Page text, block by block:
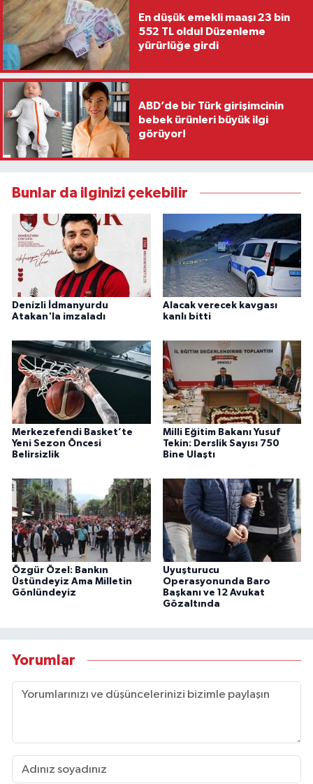
En düşük emekli maaşı 23 bin
552 TL oldu! Düzenleme
yürürlüğe girdi
ABD’de bir Türk girişimcinin
bebek ürünleri büyük ilgi
görüyor!
Bunlar da ilginizi çekebilir
Denizli İdmanyurdu
Atakan'la imzaladı
Alacak verecek kavgası
kanlı bitti
Merkezefendi Basket’te
Yeni Sezon Öncesi
Belirsizlik
Milli Eğitim Bakanı Yusuf
Tekin: Derslik Sayısı 750
Bine Ulaştı
Özgür Özel: Bankın
Üstündeyiz Ama Milletin
Gönlündeyiz
Uyuşturucu
Operasyonunda Baro
Başkanı ve 12 Avukat
Gözaltında
Yorumlar